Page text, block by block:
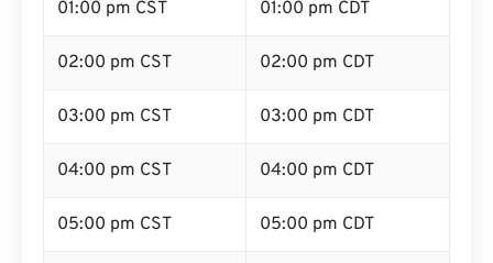
01:00 pm CST 01:00 pm CDT
02:00 pm CST 02:00 pm CDT
03:00 pm CST 03:00 pm CDT
04:00 pm CST 04:00 pm CDT
05:00 pm CST 05:00 pm CDT